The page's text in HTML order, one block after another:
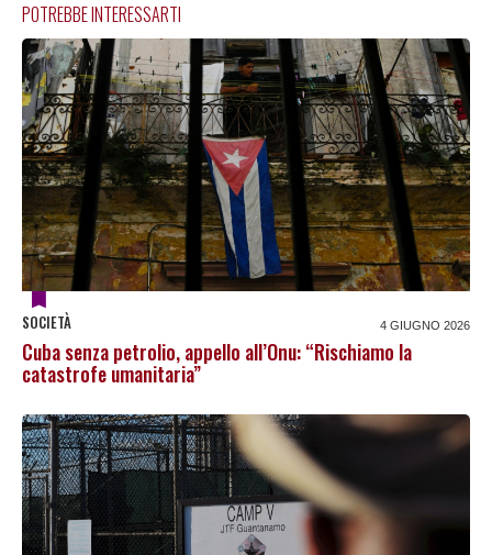
POTREBBE INTERESSARTI
SOCIETÀ 4 GIUGNO 2026
Cuba senza petrolio, appello all’Onu: “Rischiamo la
catastrofe umanitaria”